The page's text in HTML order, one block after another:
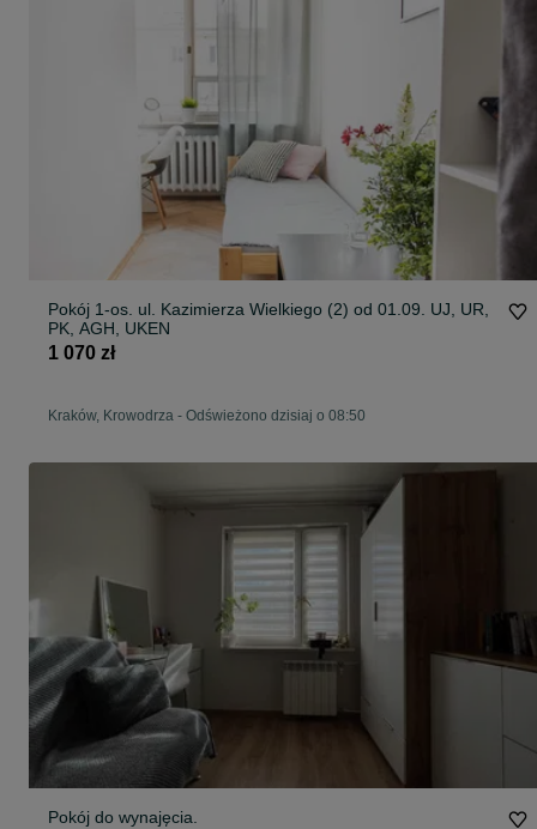
Pokój 1-os. ul. Kazimierza Wielkiego (2) od 01.09. UJ, UR,
PK, AGH, UKEN
1 070 zł
Kraków, Krowodrza - Odświeżono dzisiaj o 08:50
Pokój do wynajęcia.